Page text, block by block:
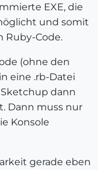
EXE, die
und somit
Ruby-Code.
(ohne den
eine .rb-Datei
dann
Dann muss nur
Konsole
gerade eben